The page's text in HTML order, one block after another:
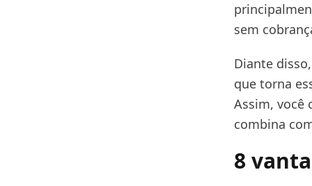
sem
Diante
que torna
Assim, você
combina
8